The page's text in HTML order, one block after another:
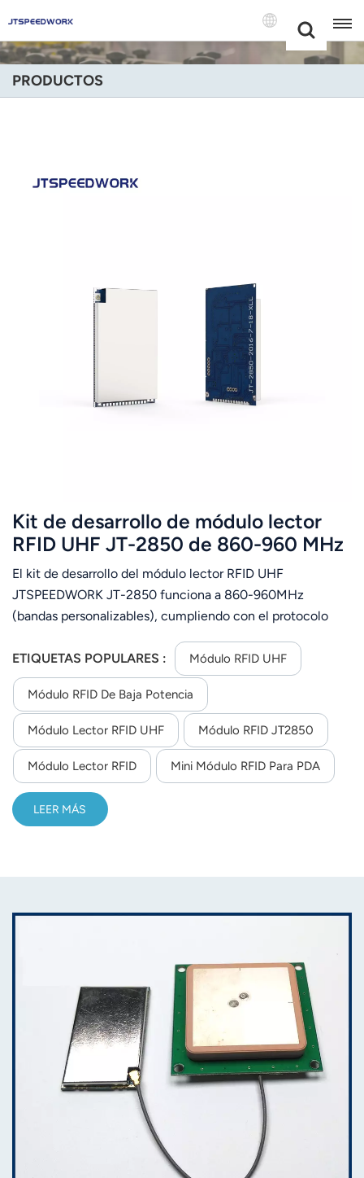
+86 -18681515767
English
Nederland
عربي
Ελληνικά
Melayu
Polski
Tiếng Việt
norsk
PRODUCTOS
Kit de desarrollo de módulo lector
RFID UHF JT-2850 de 860-960 MHz
para proyectos RFID.
El kit de desarrollo del módulo lector RFID UHF
JTSPEEDWORK JT-2850 funciona a 860-960MHz
(bandas personalizables), cumpliendo con el protocolo
de 0~18dBm, 1 puerto de antena IPEX y un alcance de
lectura máximo de 1m. Con doble UART TTL, es
ultracompacto (41,5×25×3mm), de baja potencia (
ETIQUETAS POPULARES : Módulo RFID UHF
Módulo RFID De Baja Potencia
Módulo Lector RFID UHF Módulo RFID JT2850
Módulo Lector RFID Mini Módulo RFID Para PDA
LEER MÁS